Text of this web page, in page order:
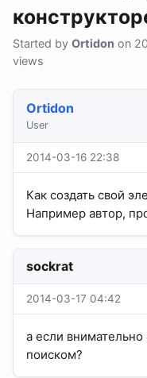
Started by Ortidon on
views
Ortidon
User
2014-03-16 22:38
Как создать свой
Например автор,
sockrat
2014-03-17 04:42
а если внимательно
поиском?